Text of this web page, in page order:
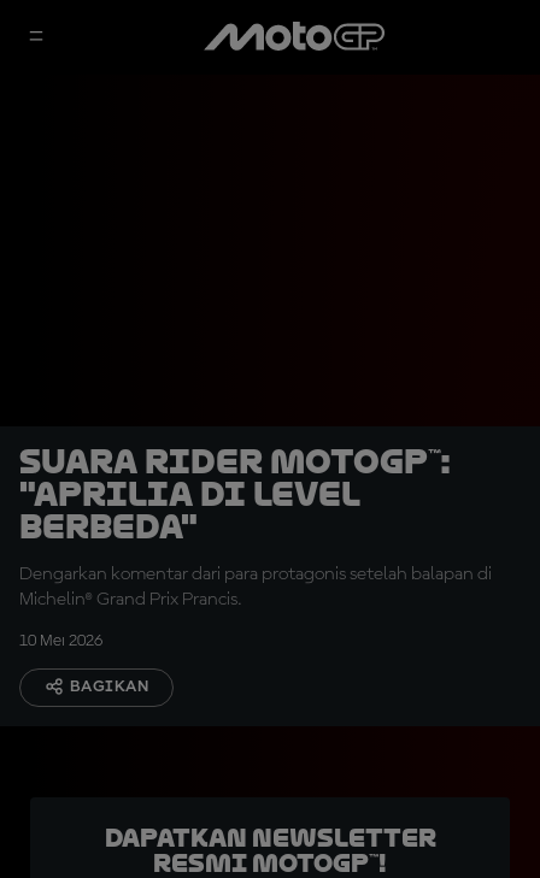
Suara Rider MotoGP™:
"Aprilia di Level
Berbeda"
Dengarkan komentar dari para protagonis setelah balapan di
Michelin® Grand Prix Prancis.
10 Mei 2026
BAGIKAN
Dapatkan Newsletter
Resmi MotoGP™!